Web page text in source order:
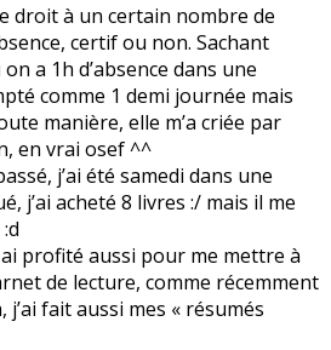
droit à un certain nombre de
certif ou non. Sachant
a 1h d’absence dans une
comme 1 demi journée mais
manière, elle m’a criée par
en vrai osef ^^
j’ai été samedi dans une
j’ai acheté 8 livres :/ mais il me
ai profité aussi pour me mettre à
de lecture, comme récemment
j’ai fait aussi mes « résumés